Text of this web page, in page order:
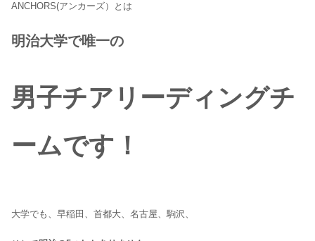
ANCHORS(アンカーズ）とは
明治大学で唯一の
男子チアリーディングチ
ームです！
大学でも、早稲田、首都大、名古屋、駒沢、